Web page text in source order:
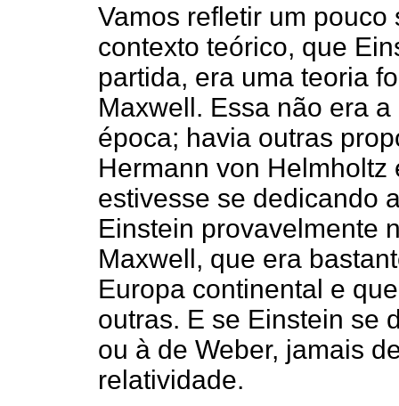
Vamos refletir um
contexto teórico, que
partida, era uma teoria
Maxwell. Essa não era
época; havia outras
Hermann von Helmholtz
estivesse se dedicando
Einstein provavelmente
Maxwell, que era
Europa continental e
outras. E se Einstein se
ou à de Weber, jamais
relatividade.